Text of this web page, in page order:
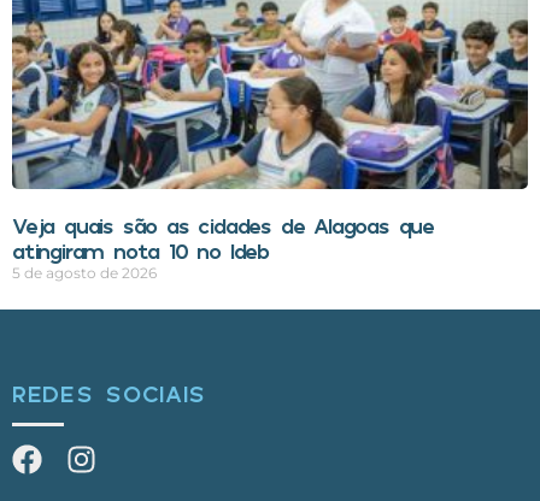
Veja quais são as cidades de Alagoas que
atingiram nota 10 no Ideb
5 de agosto de 2026
REDES SOCIAIS